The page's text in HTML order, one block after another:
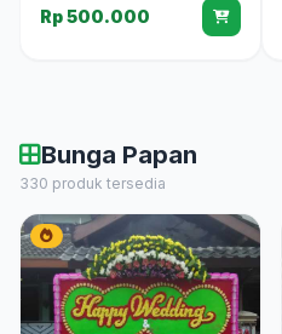
Rp 500.000
Bunga Papan
330 produk tersedia